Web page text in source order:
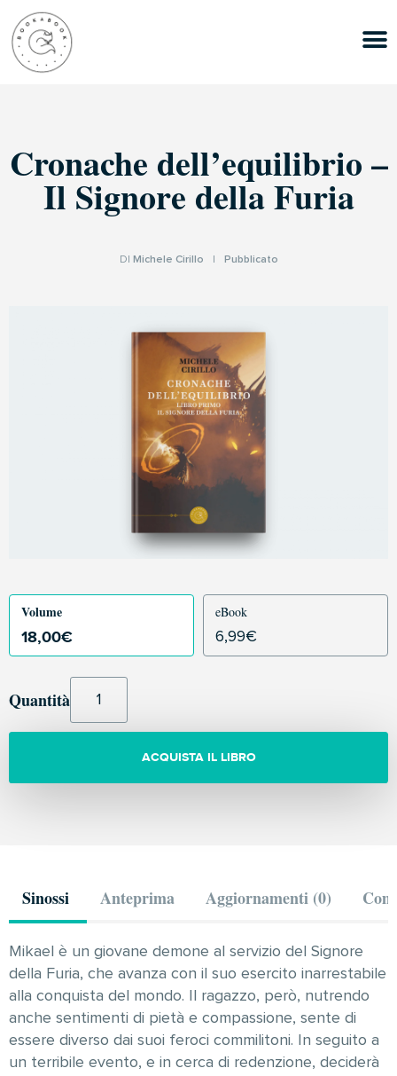
Cronache dell’equilibrio –
Il Signore della Furia
DI Michele Cirillo Pubblicato
Volume
18,00€
eBook
6,99€
Quantità
ACQUISTA IL LIBRO
Sinossi Anteprima Aggiornamenti (0)
Mikael è un giovane demone al servizio del Signore
della Furia, che avanza con il suo esercito inarrestabile
alla conquista del mondo. Il ragazzo, però, nutrendo
anche sentimenti di pietà e compassione, sente di
essere diverso dai suoi feroci commilitoni. In seguito a
un terribile evento, e in cerca di redenzione, deciderà